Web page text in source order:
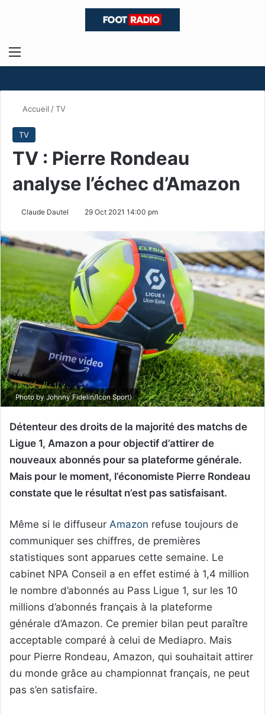
Menu
Accueil /TV
TV
TV : Pierre Rondeau
analyse l’échec d’Amazon
Claude Dautel 29 Oct 2021 14:00 pm
Photo by Johnny Fidelin/Icon Sport)
Détenteur des droits de la majorité des matchs de
Ligue 1, Amazon a pour objectif d’attirer de
nouveaux abonnés pour sa plateforme générale.
Mais pour le moment, l’économiste Pierre Rondeau
constate que le résultat n’est pas satisfaisant.
Même si le diffuseur Amazon refuse toujours de
communiquer ses chiffres, de premières
statistiques sont apparues cette semaine. Le
cabinet NPA Conseil a en effet estimé à 1,4 million
le nombre d’abonnés au Pass Ligue 1, sur les 10
millions d’abonnés français à la plateforme
générale d’Amazon. Ce premier bilan peut paraître
acceptable comparé à celui de Mediapro. Mais
pour Pierre Rondeau, Amazon, qui souhaitait attirer
du monde grâce au championnat français, ne peut
pas s’en satisfaire.